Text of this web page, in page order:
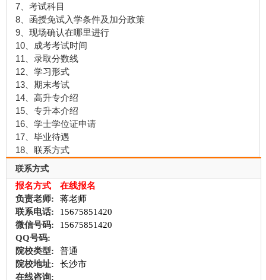
7、考试科目
8、函授免试入学条件及加分政策
9、现场确认在哪里进行
10、成考考试时间
11、录取分数线
12、学习形式
13、期末考试
14、高升专介绍
15、专升本介绍
16、学士学位证申请
17、毕业待遇
18、联系方式
联系方式
报名方式
在线报名
负责老师:
蒋老师
联系电话:
15675851420
微信号码:
15675851420
QQ号码:
院校类型:
普通
院校地址:
长沙市
在线咨询: